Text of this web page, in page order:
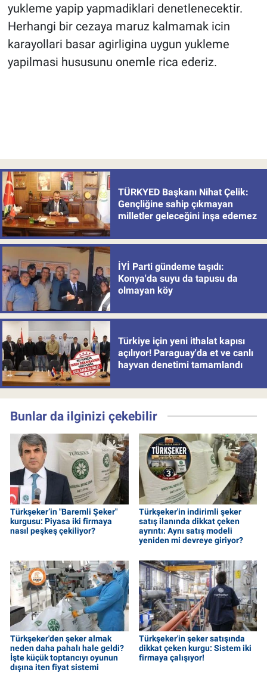
yukleme yapip yapmadiklari denetlenecektir.
Herhangi bir cezaya maruz kalmamak icin
karayollari basar agirligina uygun yukleme
yapilmasi hususunu onemle rica ederiz.
TÜRKYED Başkanı Nihat Çelik:
Gençliğine sahip çıkmayan
milletler geleceğini inşa edemez
İYİ Parti gündeme taşıdı:
Konya'da suyu da tapusu da
olmayan köy
Türkiye için yeni ithalat kapısı
açılıyor! Paraguay'da et ve canlı
hayvan denetimi tamamlandı
Bunlar da ilginizi çekebilir
Türkşeker’in "Baremli Şeker"
kurgusu: Piyasa iki firmaya
nasıl peşkeş çekiliyor?
Türkşeker'in indirimli şeker
satış ilanında dikkat çeken
ayrıntı: Aynı satış modeli
yeniden mi devreye giriyor?
Türkşeker'den şeker almak
neden daha pahalı hale geldi?
İşte küçük toptancıyı oyunun
dışına iten fiyat sistemi
Türkşeker'in şeker satışında
dikkat çeken kurgu: Sistem iki
firmaya çalışıyor!